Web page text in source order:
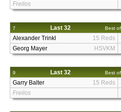
Freilos
7 Last 32 Best
Alexander Trinkl
15 Reds
Georg Mayer
HSVKM
9 Last 32 Best
Garry Balter
15 Reds
Freilos